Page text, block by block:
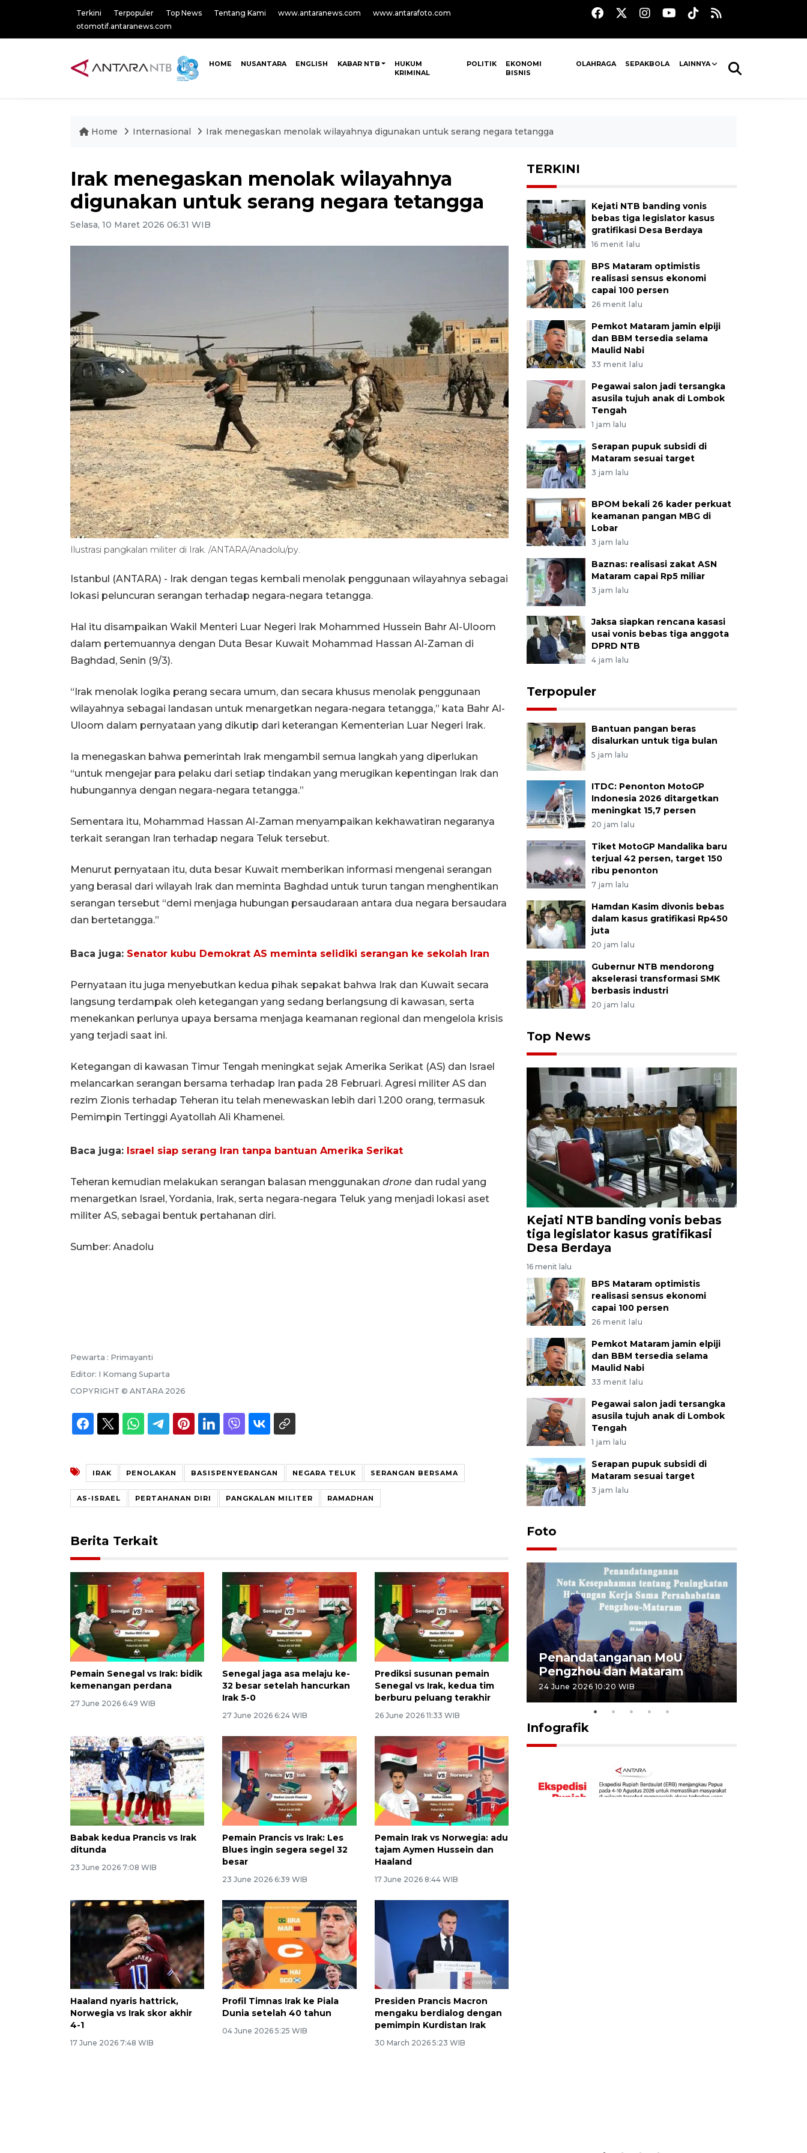
Terkini Terpopuler Top News Tentang Kami www.antaranews.com
www.antarafoto.com
otomotif.antaranews.com
HOME NUSANTARA ENGLISH KABAR NTB
HUKUM
KRIMINAL
POLITIK
EKONOMI
BISNIS
OLAHRAGA SEPAKBOLA LAINNYA
Home Internasional Irak menegaskan menolak wilayahnya digunakan untuk serang negara tetangga
Irak menegaskan menolak wilayahnya
digunakan untuk serang negara tetangga
Selasa, 10 Maret 2026 06:31 WIB
Ilustrasi pangkalan militer di Irak. /ANTARA/Anadolu/py.
Istanbul (ANTARA) - Irak dengan tegas kembali menolak penggunaan wilayahnya sebagai
lokasi peluncuran serangan terhadap negara-negara tetangga.
Hal itu disampaikan Wakil Menteri Luar Negeri Irak Mohammed Hussein Bahr Al-Uloom
dalam pertemuannya dengan Duta Besar Kuwait Mohammad Hassan Al-Zaman di
Baghdad, Senin (9/3).
“Irak menolak logika perang secara umum, dan secara khusus menolak penggunaan
wilayahnya sebagai landasan untuk menargetkan negara-negara tetangga,” kata Bahr Al-
Uloom dalam pernyataan yang dikutip dari keterangan Kementerian Luar Negeri Irak.
Ia menegaskan bahwa pemerintah Irak mengambil semua langkah yang diperlukan
“untuk mengejar para pelaku dari setiap tindakan yang merugikan kepentingan Irak dan
hubungannya dengan negara-negara tetangga.”
Sementara itu, Mohammad Hassan Al-Zaman menyampaikan kekhawatiran negaranya
terkait serangan Iran terhadap negara Teluk tersebut.
Menurut pernyataan itu, duta besar Kuwait memberikan informasi mengenai serangan
yang berasal dari wilayah Irak dan meminta Baghdad untuk turun tangan menghentikan
serangan tersebut “demi menjaga hubungan persaudaraan antara dua negara bersaudara
dan bertetangga.”
Baca juga: Senator kubu Demokrat AS meminta selidiki serangan ke sekolah Iran
Pernyataan itu juga menyebutkan kedua pihak sepakat bahwa Irak dan Kuwait secara
langsung terdampak oleh ketegangan yang sedang berlangsung di kawasan, serta
menekankan perlunya upaya bersama menjaga keamanan regional dan mengelola krisis
yang terjadi saat ini.
Ketegangan di kawasan Timur Tengah meningkat sejak Amerika Serikat (AS) dan Israel
melancarkan serangan bersama terhadap Iran pada 28 Februari. Agresi militer AS dan
rezim Zionis terhadap Teheran itu telah menewaskan lebih dari 1.200 orang, termasuk
Pemimpin Tertinggi Ayatollah Ali Khamenei.
Baca juga: Israel siap serang Iran tanpa bantuan Amerika Serikat
Teheran kemudian melakukan serangan balasan menggunakan drone dan rudal yang
menargetkan Israel, Yordania, Irak, serta negara-negara Teluk yang menjadi lokasi aset
militer AS, sebagai bentuk pertahanan diri.
Sumber: Anadolu
Pewarta : Primayanti
Editor: I Komang Suparta
COPYRIGHT © ANTARA 2026
IRAK PENOLAKAN BASISPENYERANGAN NEGARA TELUK SERANGAN BERSAMA
AS-ISRAEL PERTAHANAN DIRI PANGKALAN MILITER RAMADHAN
Berita Terkait
Pemain Senegal vs Irak: bidik
kemenangan perdana
27 June 2026 6:49 WIB
Senegal jaga asa melaju ke-
32 besar setelah hancurkan
Irak 5-0
27 June 2026 6:24 WIB
Prediksi susunan pemain
Senegal vs Irak, kedua tim
berburu peluang terakhir
26 June 2026 11:33 WIB
Babak kedua Prancis vs Irak
ditunda
23 June 2026 7:08 WIB
Pemain Prancis vs Irak: Les
Blues ingin segera segel 32
besar
23 June 2026 6:39 WIB
Pemain Irak vs Norwegia: adu
tajam Aymen Hussein dan
Haaland
17 June 2026 8:44 WIB
Haaland nyaris hattrick,
Norwegia vs Irak skor akhir
4-1
17 June 2026 7:48 WIB
Profil Timnas Irak ke Piala
Dunia setelah 40 tahun
04 June 2026 5:25 WIB
Presiden Prancis Macron
mengaku berdialog dengan
pemimpin Kurdistan Irak
30 March 2026 5:23 WIB
TERKINI
Kejati NTB banding vonis
bebas tiga legislator kasus
gratifikasi Desa Berdaya
16 menit lalu
BPS Mataram optimistis
realisasi sensus ekonomi
capai 100 persen
26 menit lalu
Pemkot Mataram jamin elpiji
dan BBM tersedia selama
Maulid Nabi
33 menit lalu
Pegawai salon jadi tersangka
asusila tujuh anak di Lombok
Tengah
1 jam lalu
Serapan pupuk subsidi di
Mataram sesuai target
3 jam lalu
BPOM bekali 26 kader perkuat
keamanan pangan MBG di
Lobar
3 jam lalu
Baznas: realisasi zakat ASN
Mataram capai Rp5 miliar
3 jam lalu
Jaksa siapkan rencana kasasi
usai vonis bebas tiga anggota
DPRD NTB
4 jam lalu
Terpopuler
Bantuan pangan beras
disalurkan untuk tiga bulan
5 jam lalu
ITDC: Penonton MotoGP
Indonesia 2026 ditargetkan
meningkat 15,7 persen
20 jam lalu
Tiket MotoGP Mandalika baru
terjual 42 persen, target 150
ribu penonton
7 jam lalu
Hamdan Kasim divonis bebas
dalam kasus gratifikasi Rp450
juta
20 jam lalu
Gubernur NTB mendorong
akselerasi transformasi SMK
berbasis industri
20 jam lalu
Top News
Kejati NTB banding vonis bebas
tiga legislator kasus gratifikasi
Desa Berdaya
16 menit lalu
BPS Mataram optimistis
realisasi sensus ekonomi
capai 100 persen
26 menit lalu
Pemkot Mataram jamin elpiji
dan BBM tersedia selama
Maulid Nabi
33 menit lalu
Pegawai salon jadi tersangka
asusila tujuh anak di Lombok
Tengah
1 jam lalu
Serapan pupuk subsidi di
Mataram sesuai target
3 jam lalu
Foto
Sidang putusan terdakwa
pembunuhan Brigadir Nurhadi
10 March 2026 12:55 WIB
Penandatanganan MoU
Pengzhou dan Mataram
24 June 2026 10:20 WIB
Infografik